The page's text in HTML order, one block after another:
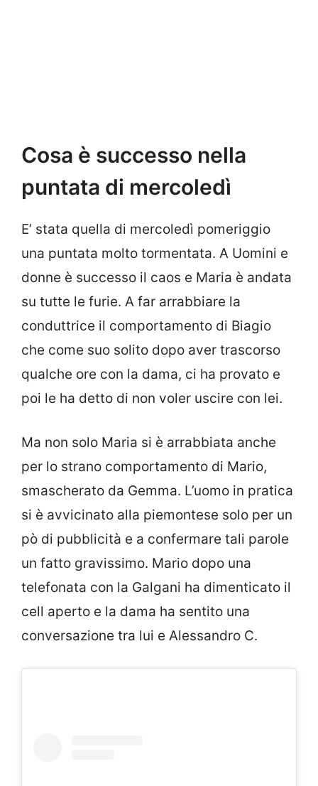
Cosa è successo nella
puntata di mercoledì
E’ stata quella di mercoledì pomeriggio
una puntata molto tormentata. A Uomini e
donne è successo il caos e Maria è andata
su tutte le furie. A far arrabbiare la
conduttrice il comportamento di Biagio
che come suo solito dopo aver trascorso
qualche ore con la dama, ci ha provato e
poi le ha detto di non voler uscire con lei.
Ma non solo Maria si è arrabbiata anche
per lo strano comportamento di Mario,
smascherato da Gemma. L’uomo in pratica
si è avvicinato alla piemontese solo per un
pò di pubblicità e a confermare tali parole
un fatto gravissimo. Mario dopo una
telefonata con la Galgani ha dimenticato il
cell aperto e la dama ha sentito una
conversazione tra lui e Alessandro C.